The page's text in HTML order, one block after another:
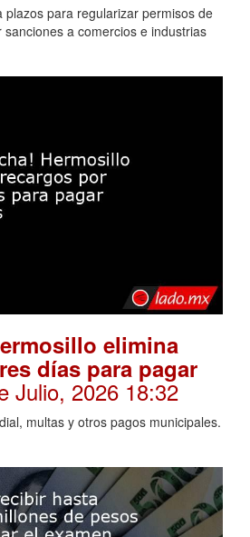
plazos para regularizar permisos de
a comercios e industrias
elimina
días para pagar
Julio, 2026 18:32
multas y otros pagos municipales.